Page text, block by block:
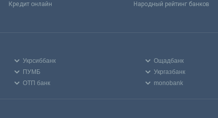
Кредит онлайн
Народный рейтинг банков
Укрсиббанк
Ощадбанк
ПУМБ
Укргазбанк
ОТП банк monobank